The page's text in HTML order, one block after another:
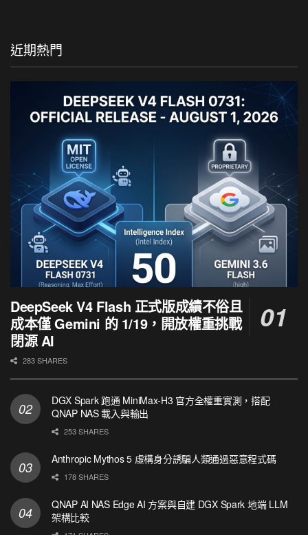
近期熱門
DeepSeek V4 Flash 正式版成績不俗且
成本僅 Gemini 的 1/19，開放權重挑戰
閉源 AI
283 SHARES
DGX Spark 跑通 MiniMax-H3 官方全權重實測，搭配
QNAP NAS 載入與輸出
253 SHARES
Anthropic Mythos 5 虛構身分誘騙人類通過惡意程式碼
178 SHARES
QNAP AI NAS Edge AI 方案與自建 DGX Spark 地端 LLM
架構比較